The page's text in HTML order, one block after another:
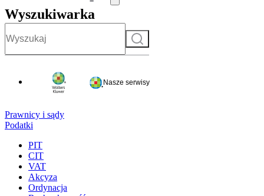
Wyszukiwarka
Szukaj
Nasze serwisy
Prawnicy i sądy
Podatki
PIT
CIT
VAT
Akcyza
Ordynacja